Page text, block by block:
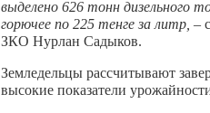
выделено 626 тонн дизельного
горючее по 225 тенге за литр, –
ЗКО Нурлан Садыков.
Земледельцы рассчитывают
высокие показатели